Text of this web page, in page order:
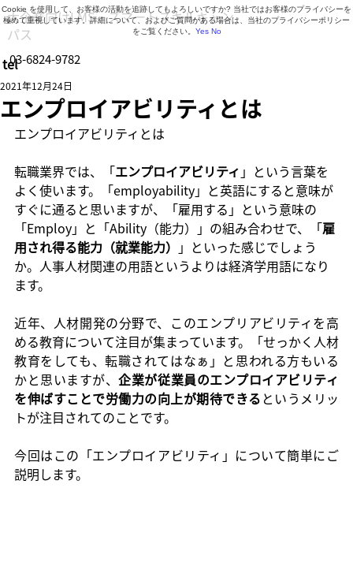
営業時間 9:30～18:30（月曜日～金曜日）
tel03-6824-9782
大企業向けLMS・スマートスキルキャン
パス
エンプロイアビリティとは
2021年12月24日
エンプロイアビリティとは
転職業界では、「エンプロイアビリティ 」という言葉を
よく使います。「employability」と英語にすると意味が
すぐに通ると思いますが、「雇用する」という意味の
「Employ」と「Ability（能力）」の組み合わせで、「雇
用され得る能力（就業能力） 」といった感じでしょう
か。人事人材関連の用語というよりは経済学用語になり
ます。
近年、人材開発の分野で、このエンプリアビリティを高
める教育について注目が集まっています。「せっかく人材
教育をしても、転職されてはなぁ」と思われる方もいる
かと思いますが、企業が従業員のエンプロイアビリティ
を伸ばすことで労働力の向上が期待できる というメリッ
トが注目されてのことです。
今回はこの「エンプロイアビリティ」について簡単にご
説明します。
Cookie を使用して、お客様の活動を追跡してもよろしいですか? 当社ではお客様のプライバシーを
極めて重視しています。詳細について、およびご質問がある場合は、当社のプライバシーポリシー
をご覧ください。 Yes No